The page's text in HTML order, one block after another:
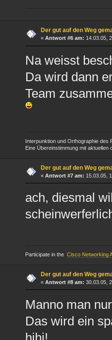
Der gut auf den Weg
« Antwort #6 am: 14.03.05,
Na weisst
Da wird dann
Team
Interpunktion und Orthographie des
Eine Übereinstimmung mit aktuellen
Der gut auf den Weg
« Antwort #7 am: 15.03.05,
ach, diesmal
Participate in the Cisco Networking
Der gut auf den Weg
« Antwort #8 am: 30.03.05,
Manno man
Das wird ein